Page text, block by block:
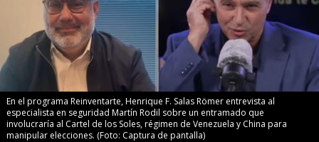
En el programa Reinventarte, Henrique F. Salas Römer entrevista al
especialista en seguridad Martín Rodil sobre un entramado que
involucraría al Cartel de los Soles, régimen de Venezuela y China para
manipular elecciones. (Foto: Captura de pantalla)